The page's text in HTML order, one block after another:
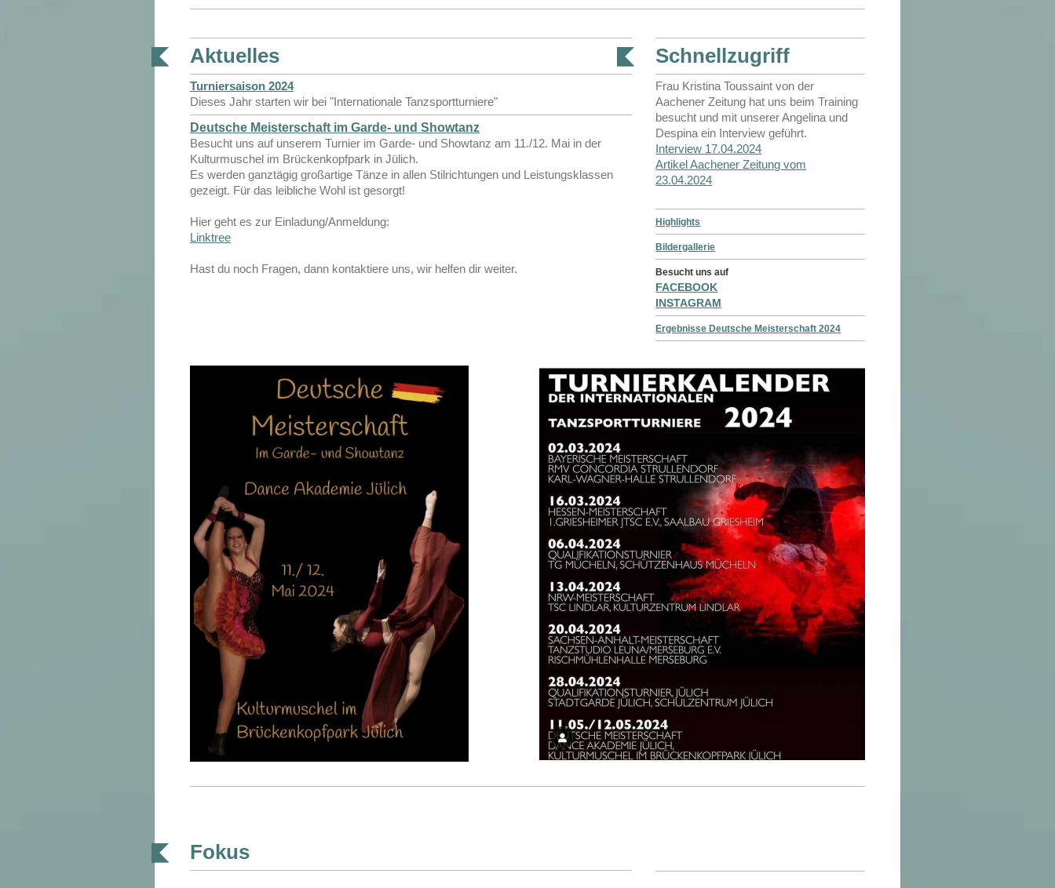
Aktuelles
Turniersaison 2024
Dieses Jahr starten wir bei "Internationale Tanzsportturniere"
Deutsche Meisterschaft im Garde- und Showtanz
Besucht uns auf unserem Turnier im Garde- und Showtanz am 11./12. Mai in der
Kulturmuschel im Brückenkopfpark in Jülich.
Es werden ganztägig großartige Tänze in allen Stilrichtungen und Leistungsklassen
gezeigt. Für das leibliche Wohl ist gesorgt!
Hier geht es zur Einladung/Anmeldung:
Linktree
Hast du noch Fragen, dann kontaktiere uns, wir helfen dir weiter.
Schnellzugriff
Frau Kristina Toussaint von der
Aachener Zeitung hat uns beim Training
besucht und mit unserer Angelina und
Despina ein Interview geführt.
Interview 17.04.2024
Artikel Aachener Zeitung vom
23.04.2024
Highlights
Bildergallerie
Besucht uns auf
FACEBOOK
INSTAGRAM
Ergebnisse Deutsche Meisterschaft 2024
Fokus